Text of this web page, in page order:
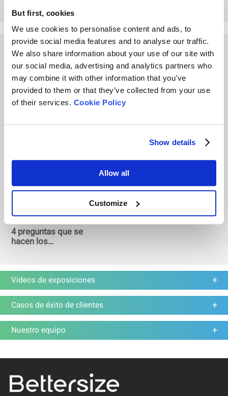
But first, cookies
We use cookies to personalise content and ads, to
provide social media features and to analyse our traffic.
We also share information about your use of our site with
our social media, advertising and analytics partners who
may combine it with other information that you’ve
provided to them or that they’ve collected from your use
of their services. Cookie Policy
Show details
Allow all
Customize
Other Playlists
cómo se mide?
¿Qué es la densidad de
tiene?
4 preguntas que se
hacen los
Vídeos de exposiciones
Casos de éxito de clientes
Nuestro equipo